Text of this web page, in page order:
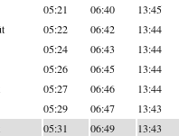
05:21 06:40 13:45
05:22 06:42 13:44
05:24 06:43 13:44
05:26 06:45 13:44
05:27 06:46 13:44
05:29 06:47 13:43
05:31 06:49 13:43